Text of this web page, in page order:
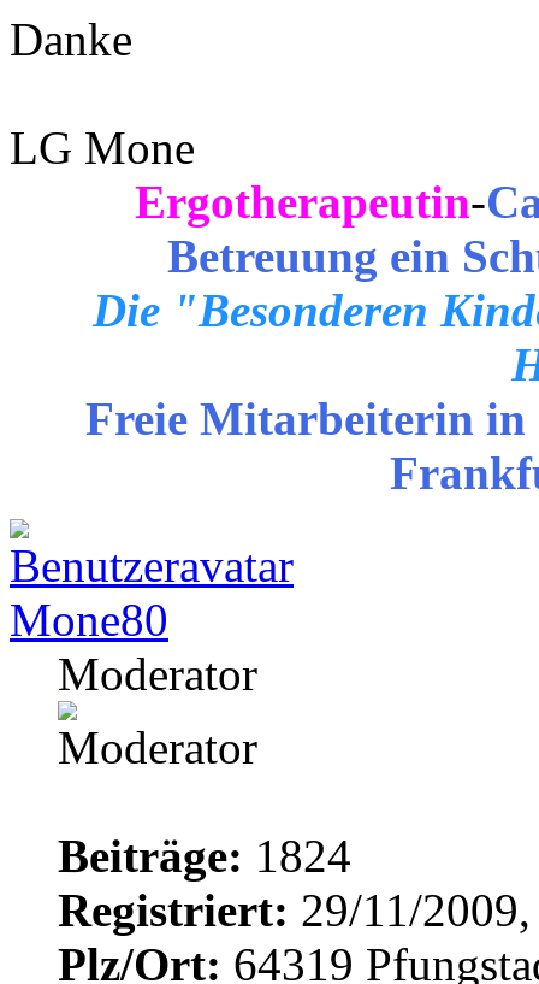
Danke
LG Mone
Ergotherapeutin-
Betreuung ein
Die "Besonderen
Freie Mitarbeiterin in
Mone80
Moderator
Beiträge: 1824
Registriert: 29/11/
Plz/Ort: 64319